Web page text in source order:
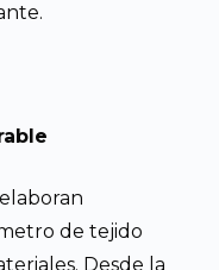
de tejido
Desde la